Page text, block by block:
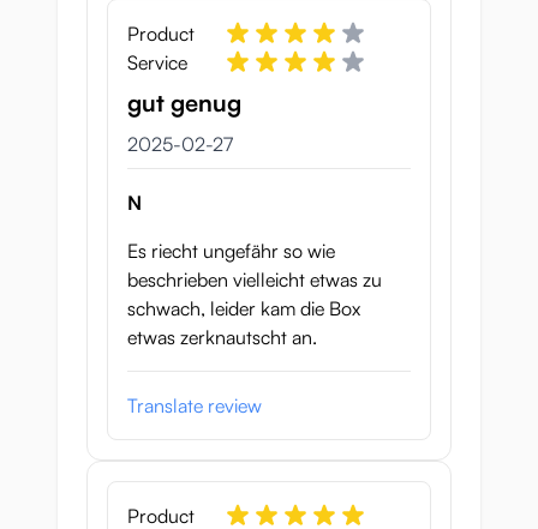
Diameter: 70 mm
Vikt: 60g
Produktstorlek
Knästrumpor: Svarta
Bredd 20 mm
Djup 20 mm
Höjd 85 mm
Product
Service
gut genug
27 februari 2025
2025-02-27
N
Es riecht ungefähr so wie
beschrieben vielleicht etwas zu
schwach, leider kam die Box
etwas zerknautscht an.
Translate review
Product